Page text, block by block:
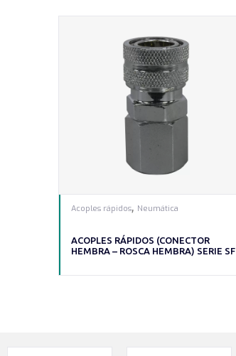
Acoples rápidos Neumática
ACOPLES RÁPIDOS (CONECTOR
HEMBRA – ROSCA HEMBRA) SERIE SF